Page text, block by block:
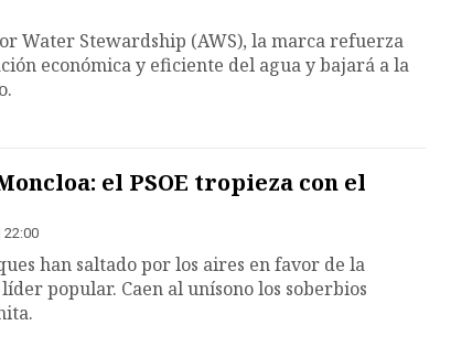
Water Stewardship (AWS), la marca refuerza
económica y eficiente del agua y bajará a la
el PSOE tropieza con el
22:00
han saltado por los aires en favor de la
popular. Caen al unísono los soberbios